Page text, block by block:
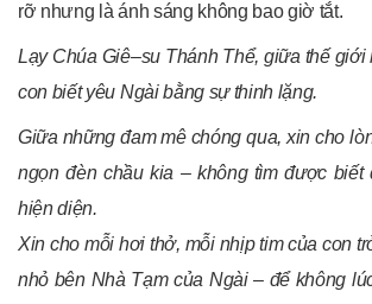
rỡ nhưng là ánh sáng không bao giờ tắt.
Lạy Chúa Giê–su Thánh Thể, giữa thế giới
con biết yêu Ngài bằng sự thinh lặng.
Giữa những đam mê chóng qua, xin cho
ngọn đèn chầu kia –không tìm được biết
hiện diện.
Xin cho mỗi hơi thở, mỗi nhịp tim của con
nhỏ bên Nhà Tạm của Ngài–để không